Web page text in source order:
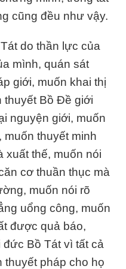
cũng đều như vậy.
do thần lực của
mình, quán sát
giới, muốn khai thị
thuyết Bồ Ðề giới
nguyện giới, muốn
muốn thuyết minh
xuất thế, muốn nói
cơ thuần thục mà
muốn nói rõ
uổng công, muốn
được quả báo,
đức Bồ Tát vì tất cả
thuyết pháp cho họ